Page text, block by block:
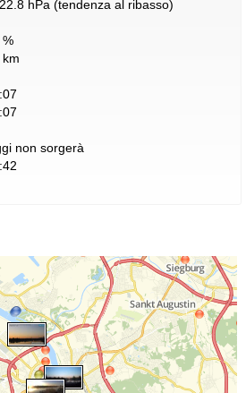
hPa (tendenza al ribasso)
km
non sorgerà